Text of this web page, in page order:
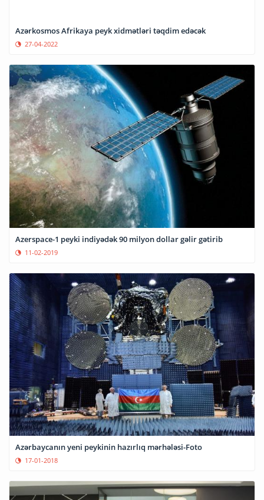
Azərkosmos Afrikaya peyk xidmətləri təqdim edəcək
27-04-2022
Azerspace-1 peyki indiyədək 90 milyon dollar gəlir gətirib
11-02-2019
Azərbaycanın yeni peykinin hazırlıq mərhələsi-Foto
17-01-2018